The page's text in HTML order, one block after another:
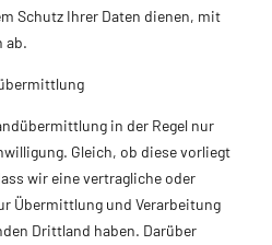
Schutz Ihrer Daten dienen, mit
ab.
in der Regel nur
Gleich, ob diese vorliegt
wir eine vertragliche oder
Übermittlung und Verarbeitung
Drittland haben. Darüber